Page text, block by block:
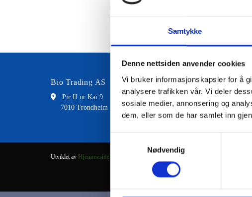
Samtykke
Denne nettsiden anvender cookies
Vi bruker informasjonskapsler for å
analysere trafikken vår. Vi deler
sosiale medier, annonsering og
dem, eller som de har samlet inn
Nødvendig
Bio Trading AS
 Pir II nr Kai 9
7010 Trondheim
Kontakt oss

Utviklet av Hjemmesidehuset